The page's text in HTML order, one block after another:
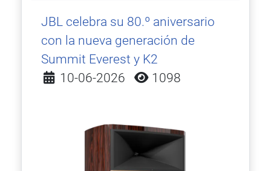
JBL celebra su 80.º aniversario
con la nueva generación de
Summit Everest y K2
Detalles
10-06-2026 1098